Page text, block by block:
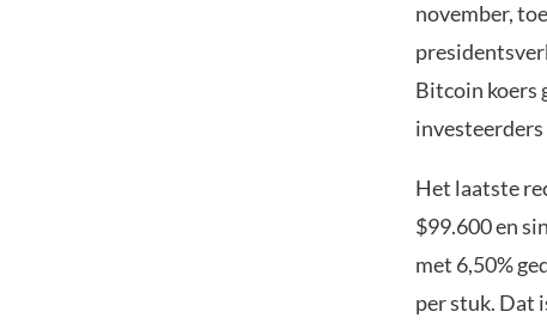
november,
Bitcoin koers
investeerders
Het laatste
$99.600 en
met 6,50%
per stuk. Dat